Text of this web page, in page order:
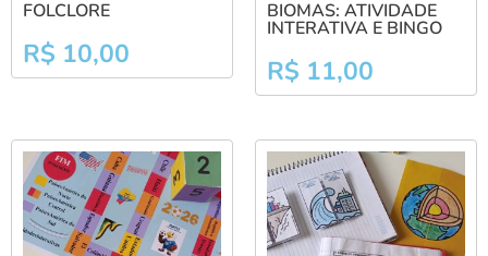
FOLCLORE
R$ 10,00
BIOMAS: ATIVIDADE
INTERATIVA E BINGO
R$ 11,00